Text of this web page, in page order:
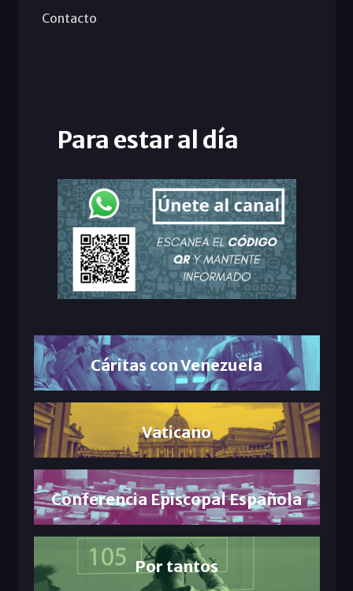
Contacto
Para estar al día
Cáritas con Venezuela
Vaticano
Conferencia Episcopal Española
Por tantos